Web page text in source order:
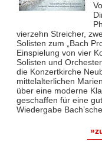
vierzehn Streicher,
Solisten zum „Bach
Einspielung von vier
Solisten und
die Konzertkirche
mittelalterlichen
über eine moderne
geschaffen für eine
Wiedergabe